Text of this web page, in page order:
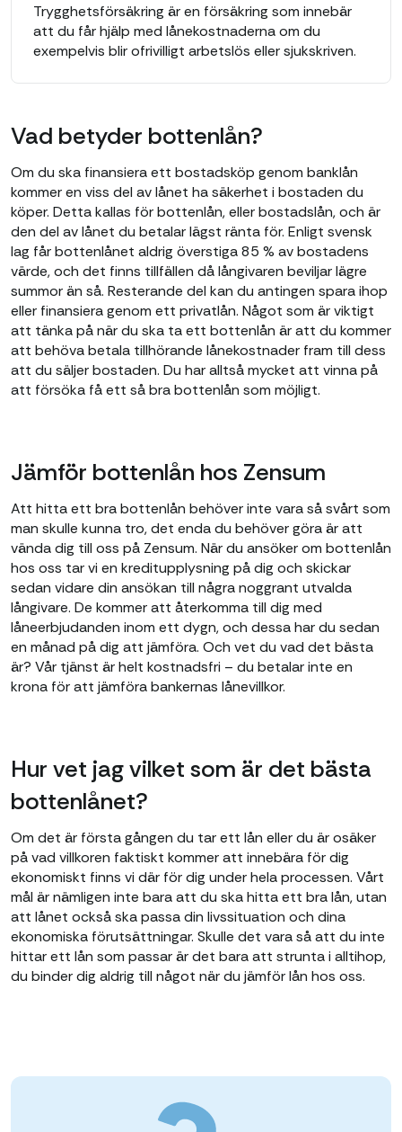
Trygghetsförsäkring är en försäkring som innebär
att du får hjälp med lånekostnaderna om du
exempelvis blir ofrivilligt arbetslös eller sjukskriven.
Vad betyder bottenlån?
Om du ska finansiera ett bostadsköp genom banklån
kommer en viss del av lånet ha säkerhet i bostaden du
köper. Detta kallas för bottenlån, eller bostadslån, och är
den del av lånet du betalar lägst ränta för. Enligt svensk
lag får bottenlånet aldrig överstiga 85 % av bostadens
värde, och det finns tillfällen då långivaren beviljar lägre
summor än så. Resterande del kan du antingen spara ihop
eller finansiera genom ett privatlån. Något som är viktigt
att tänka på när du ska ta ett bottenlån är att du kommer
att behöva betala tillhörande lånekostnader fram till dess
att du säljer bostaden. Du har alltså mycket att vinna på
att försöka få ett så bra bottenlån som möjligt.
Jämför bottenlån hos Zensum
Att hitta ett bra bottenlån behöver inte vara så svårt som
man skulle kunna tro, det enda du behöver göra är att
vända dig till oss på Zensum. När du ansöker om bottenlån
hos oss tar vi en kreditupplysning på dig och skickar
sedan vidare din ansökan till några noggrant utvalda
långivare. De kommer att återkomma till dig med
låneerbjudanden inom ett dygn, och dessa har du sedan
en månad på dig att jämföra. Och vet du vad det bästa
är? Vår tjänst är helt kostnadsfri – du betalar inte en
krona för att jämföra bankernas lånevillkor.
Hur vet jag vilket som är det bästa
bottenlånet?
Om det är första gången du tar ett lån eller du är osäker
på vad villkoren faktiskt kommer att innebära för dig
ekonomiskt finns vi där för dig under hela processen. Vårt
mål är nämligen inte bara att du ska hitta ett bra lån, utan
att lånet också ska passa din livssituation och dina
ekonomiska förutsättningar. Skulle det vara så att du inte
hittar ett lån som passar är det bara att strunta i alltihop,
du binder dig aldrig till något när du jämför lån hos oss.